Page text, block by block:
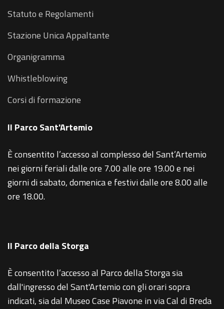
Statuto e Regolamenti
Stazione Unica Appaltante
Organigramma
Whistleblowing
Corsi di formazione
Il Parco Sant'Artemio
È consentito l’accesso al complesso del Sant’Artemio
nei giorni feriali dalle ore 7.00 alle ore 19.00 e nei
giorni di sabato, domenica e festivi dalle ore 8.00 alle
ore 18.00.
Il Parco della Storga
È consentito l’accesso al Parco della Storga sia
dall'ingresso del Sant'Artemio con gli orari sopra
indicati, sia dal Museo Case Piavone in via Cal di Breda